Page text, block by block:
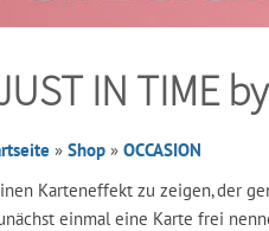
IN TIME
» Shop » OCCASION
Karteneffekt zu zeigen, der
einmal eine Karte frei